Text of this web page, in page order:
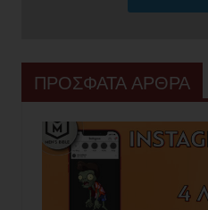
ΠΡΟΣΦΑΤΑ ΑΡΘΡΑ